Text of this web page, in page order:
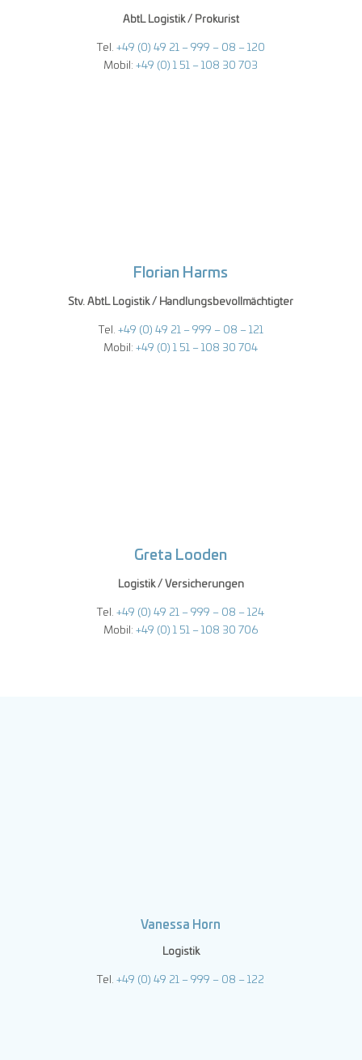
AbtLLogistik / Prokurist
Tel. +49 (0) 49 21 – 999 – 08 – 120
Mobil:+49 (0) 1 51 – 108 30 703
Florian Harms
Stv.AbtLLogistik / Handlungsbevollmächtigter
Tel. +49 (0) 49 21 – 999 – 08 – 121
Mobil:+49 (0) 1 51 – 108 30 704
Greta Looden
Logistik / Versicherungen
Tel.+49 (0) 49 21 – 999 – 08 – 124
Mobil:+49 (0) 1 51 – 108 30 706
Vanessa Horn
Logistik
Tel.+49 (0) 49 21 – 999 – 08 – 122